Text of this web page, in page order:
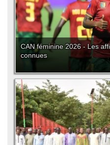
CAN féminine 2026 - Les
connues